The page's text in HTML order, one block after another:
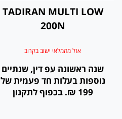
TADIRAN MULTI LOW
200N
אזל מהמלאי ישוב בקרוב
שנה ראשונה עפ דין, שנתיים
נוספות בעלות חד פעמית של
199 ₪. בכפוף לתקנון